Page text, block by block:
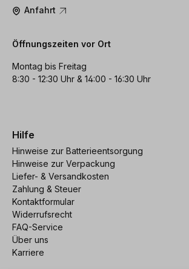
Anfahrt
Öffnungszeiten vor Ort
Montag bis Freitag
8:30 - 12:30 Uhr & 14:00 - 16:30 Uhr
Hilfe
Hinweise zur Batterieentsorgung
Hinweise zur Verpackung
Liefer- & Versandkosten
Zahlung & Steuer
Kontaktformular
Widerrufsrecht
FAQ-Service
Über uns
Karriere